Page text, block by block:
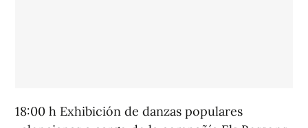
18:00 h Exhibición de danzas populares